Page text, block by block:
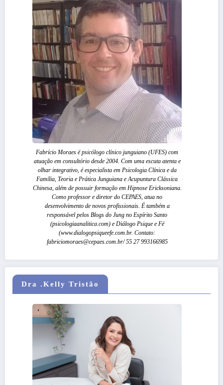
Fabrício Moraes é psicólogo clínico junguiano (UFES) com
atuação em consultório desde 2004. Com uma escuta atenta e
olhar integrativo, é especialista em Psicologia Clínica e da
Família, Teoria e Prática Junguiana e Acupuntura Clássica
Chinesa, além de possuir formação em Hipnose Ericksoniana.
Como professor e diretor do CEPAES, atua no
desenvolvimento de novos profissionais. É também a
responsável pelos Blogs do Jung no Espírito Santo
(psicologiaanalitica.com) e Diálogo Psique e Fé
(www.dialogopsiqueefe.com.br. Contato:
fabriciomoraes@cepaes.com.br/ 55 27 993166985
Dra .Kelly Tristão